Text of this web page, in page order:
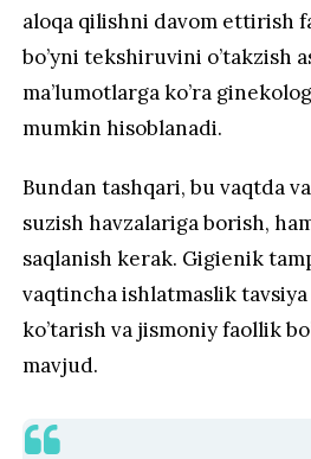
aloqa qilishni davom ettirish
bo’yni tekshiruvini o’takzish
ma’lumotlarga ko’ra
mumkin hisoblanadi.
Bundan tashqari, bu vaqtda
suzish havzalariga borish,
saqlanish kerak. Gigienik
vaqtincha ishlatmaslik
ko’tarish va jismoniy faollik
mavjud.